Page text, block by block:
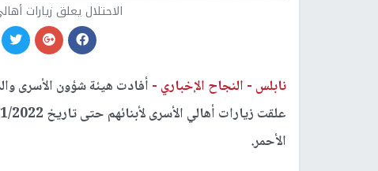
الاحتلال يعلق زيارات أهالي
نابلس - النجاح الإخباري - أفادت هيئة شؤون الأسرى
الأحمر.